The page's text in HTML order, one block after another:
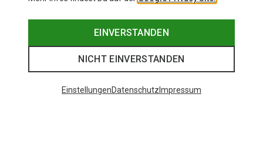
EINVERSTANDEN
NICHT EINVERSTANDEN
EinstellungenDatenschutz Impressum